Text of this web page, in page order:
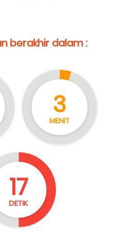
berakhir dalam :
3
MENIT
15
DETIK